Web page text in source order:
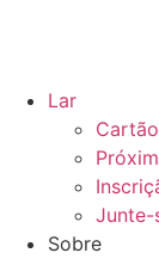
Lar
Junte-
Sobre